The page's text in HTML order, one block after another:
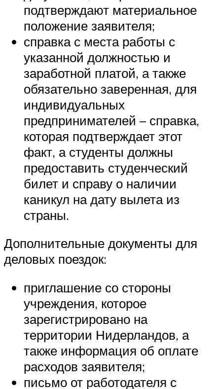
подтверждают материальное
положение заявителя;
справка с места работы с
указанной должностью и
заработной платой, а также
обязательно заверенная, для
индивидуальных
предпринимателей – справка,
которая подтверждает этот
факт, а студенты должны
предоставить студенческий
билет и справу о наличии
каникул на дату вылета из
страны.
Дополнительные документы для
деловых поездок:
приглашение со стороны
учреждения, которое
зарегистрировано на
территории Нидерландов, а
также информация об оплате
расходов заявителя;
письмо от работодателя с